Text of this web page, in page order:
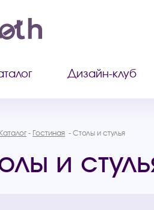
Дизайн-клуб
Каталог Гостиная Столы и стулья
и